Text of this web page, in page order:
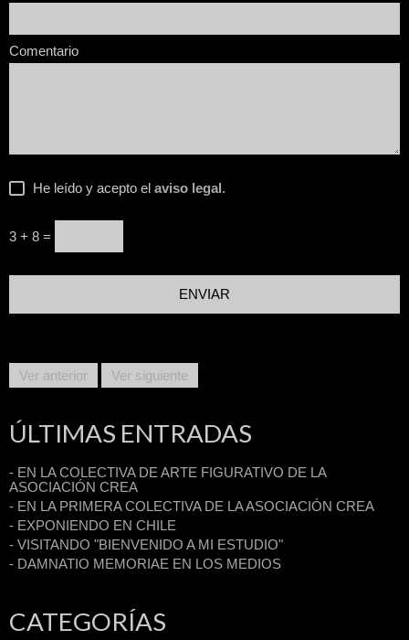
Comentario
He leído y acepto el aviso legal.
3 + 8 =
Ver anterior Ver siguiente
ÚLTIMAS ENTRADAS
- EN LA COLECTIVA DE ARTE FIGURATIVO DE LA
ASOCIACIÓN CREA
- EN LA PRIMERA COLECTIVA DE LA ASOCIACIÓN CREA
- EXPONIENDO EN CHILE
- VISITANDO "BIENVENIDO A MI ESTUDIO"
- DAMNATIO MEMORIAE EN LOS MEDIOS
CATEGORÍAS